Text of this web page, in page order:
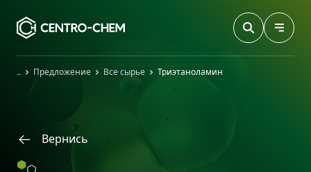
ГлавнаяПредложение Все сырье Триэтаноламин
Вернись